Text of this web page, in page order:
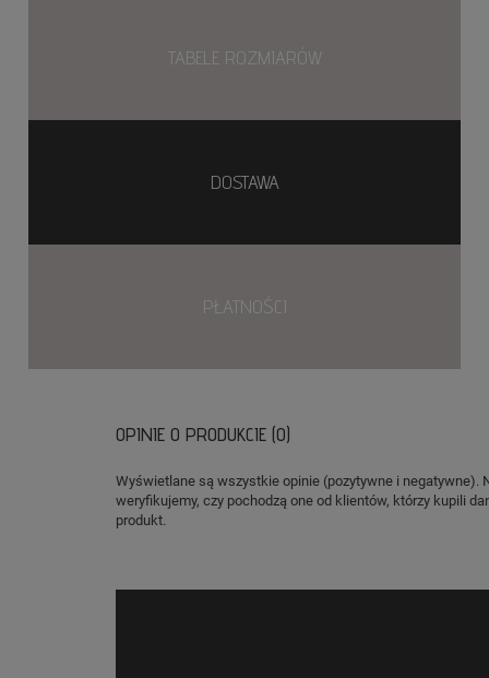
TABELE ROZMIARÓW
DOSTAWA
PŁATNOŚCI
OPINIE O PRODUKCIE (0)
Wyświetlane są wszystkie opinie (pozytywne i negatywne).
weryfikujemy, czy pochodzą one od klientów, którzy kupili
produkt.